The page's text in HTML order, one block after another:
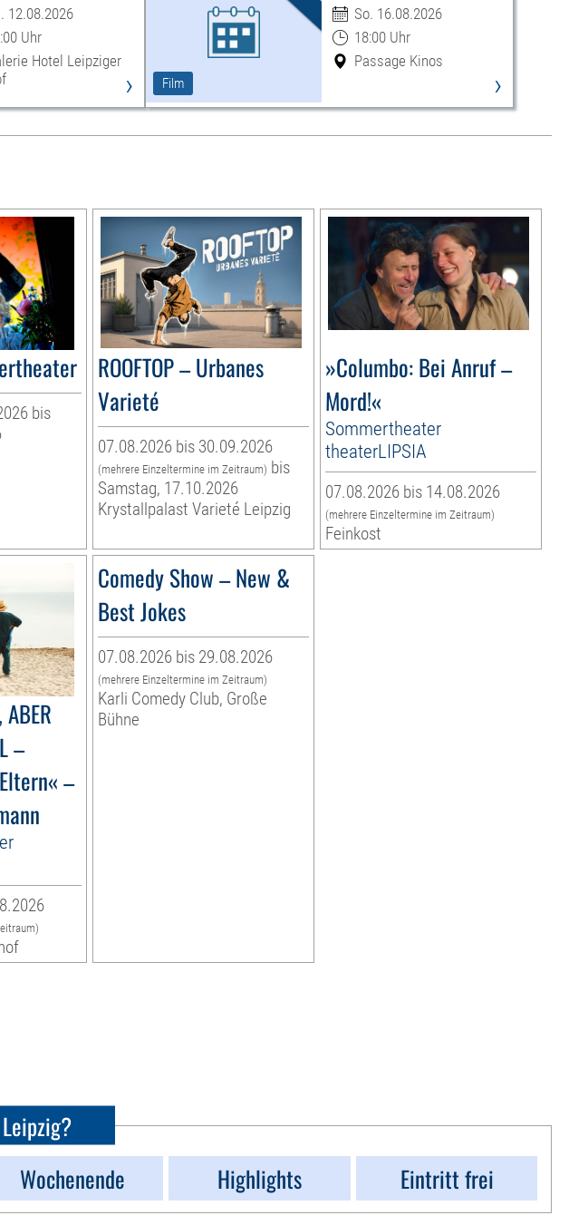
12.08.2026
Uhr
Hotel Leipziger
› Film
So. 16.08.2026
18:00 Uhr
Passage Kinos
›
bis
ROOFTOP – Urbanes
Varieté
07.08.2026 bis 30.09.2026
(mehrere Einzeltermine im Zeitraum) bis
Samstag, 17.10.2026
Krystallpalast Varieté Leipzig
»Columbo: Bei Anruf –
Mord!«
Sommertheater
theaterLIPSIA
07.08.2026 bis 14.08.2026
(mehrere Einzeltermine im Zeitraum)
Feinkost
ABER
–
–
Comedy Show – New &
Best Jokes
07.08.2026 bis 29.08.2026
(mehrere Einzeltermine im Zeitraum)
Karli Comedy Club, Große
Bühne
Wochenende Highlights Eintritt frei